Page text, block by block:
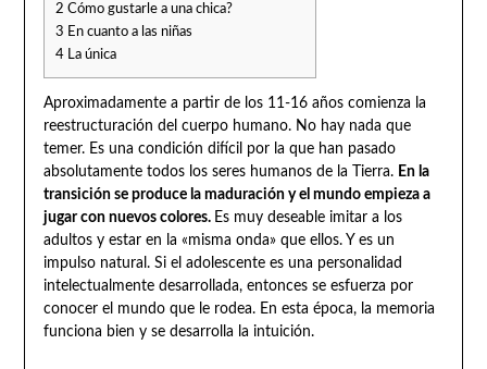
2 Cómo gustarle a una chica?
3 En cuanto a las niñas
4La única
Aproximadamente a partir de los 11-16 años comienza la
reestructuración del cuerpo humano. No hay nada que
temer. Es una condición difícil por la que han pasado
absolutamente todos los seres humanos de la Tierra. En la
transición se produce la maduración y el mundo empieza a
jugar con nuevos colores. Es muy deseable imitar a los
adultos y estar en la «misma onda» que ellos. Y es un
impulso natural. Si el adolescente es una personalidad
intelectualmente desarrollada, entonces se esfuerza por
conocer el mundo que le rodea. En esta época, la memoria
funciona bien y se desarrolla la intuición.